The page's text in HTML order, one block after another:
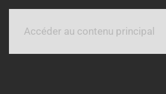
Accéder au contenu principal